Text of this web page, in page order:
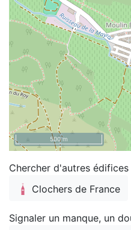
500 m
Chercher d'autres
Clochers de France
Signaler un manque, un